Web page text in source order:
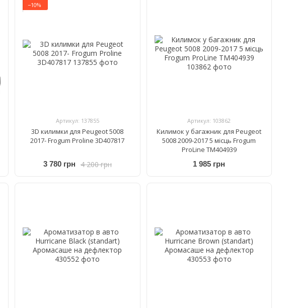
−10%
Артикул: 137855
3D килимки для Peugeot 5008
2017- Frogum Proline 3D407817
4 200 грн
3 780 грн
Артикул: 103862
Килимок у багажник для Peugeot
5008 2009-2017 5 місць Frogum
ProLine TM404939
1 985 грн